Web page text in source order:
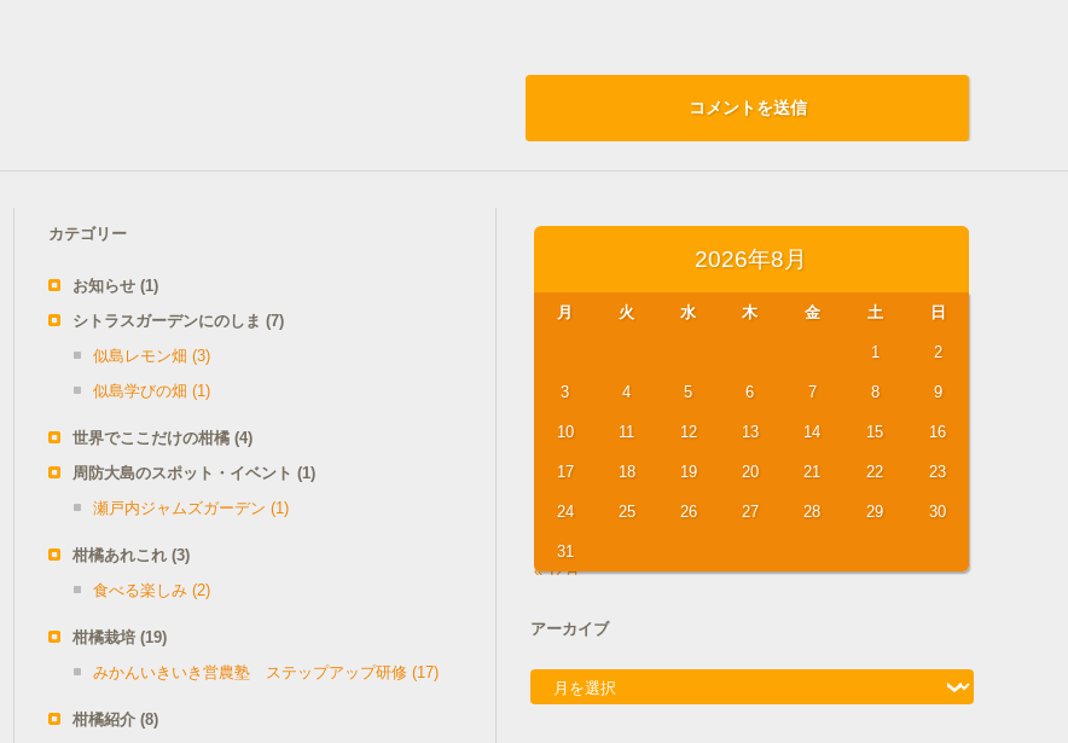
カテゴリー
お知らせ (1)
シトラスガーデンにのしま (7)
似島レモン畑 (3)
似島学びの畑 (1)
世界でここだけの柑橘 (4)
周防大島のスポット・イベント (1)
瀬戸内ジャムズガーデン (1)
柑橘あれこれ (3)
食べる楽しみ (2)
柑橘栽培 (19)
みかんいきいき営農塾 ステップアップ研修 (17)
柑橘紹介 (8)
2026年8月
月 火 水 木 金 土 日
1 2
3 4 5 6 7 8 9
10 11 12 13 14 15 16
17 18 19 20 21 22 23
24 25 26 27 28 29 30
31
« 12月
アーカイブ
アーカイブ